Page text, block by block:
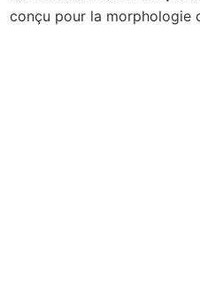
conçu pour la morphologie